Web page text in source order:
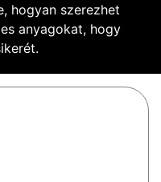
hogyan szerezhet
anyagokat, hogy